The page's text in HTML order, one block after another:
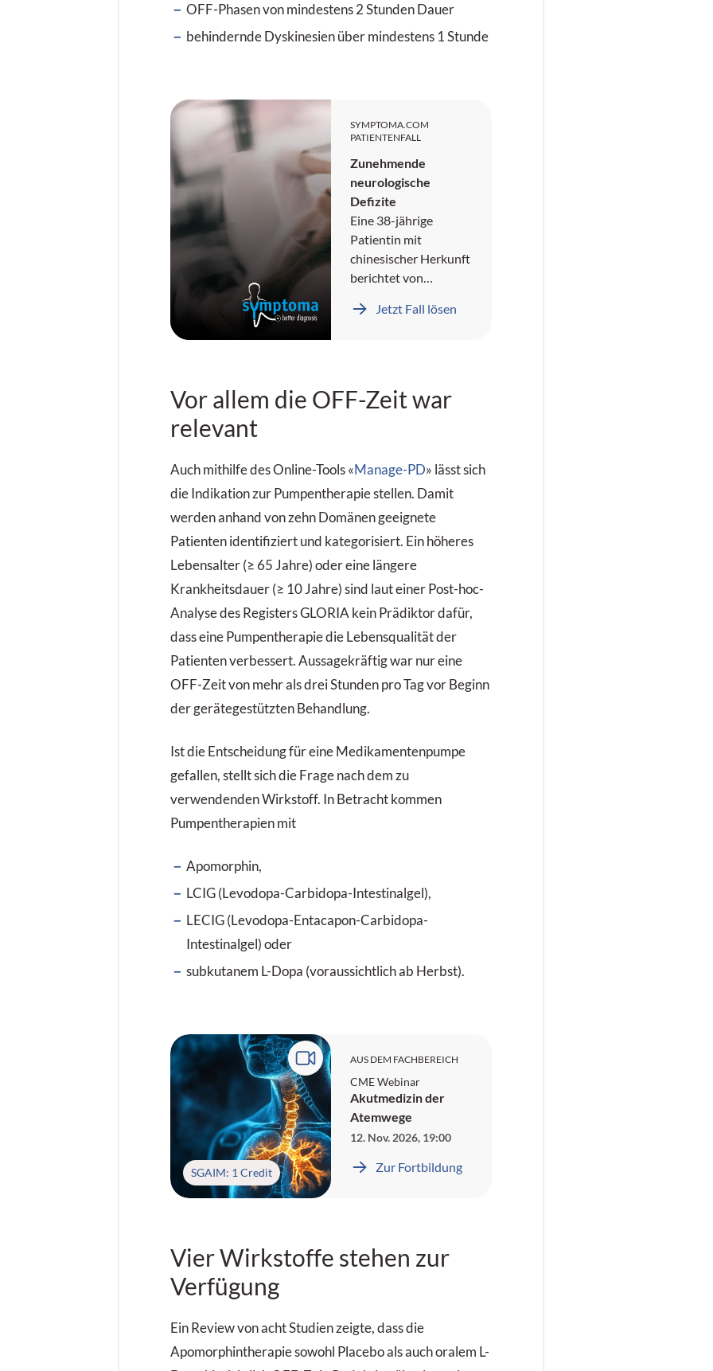
OFF-Phasen von mindestens 2 Stunden Dauer
behindernde Dyskinesien über mindestens 1 Stunde
SYMPTOMA.COM
PATIENTENFALL
Zunehmende
neurologische
Defizite
Eine 38-jährige
Patientin mit
chinesischer Herkunft
berichtet von
Kopfschmerzen, die
Jetzt Fall lösen
Vor allem die OFF-Zeit war
relevant
Auch mithilfe des Online-Tools «Manage-PD» lässt sich
die Indikation zur Pumpentherapie stellen. Damit
werden anhand von zehn Domänen geeignete
Patienten identifiziert und kategorisiert. Ein höheres
Lebensalter (≥ 65 Jahre) oder eine längere
Krankheitsdauer (≥ 10 Jahre) sind laut einer Post-hoc-
Analyse des Registers GLORIA kein Prädiktor dafür,
dass eine Pumpen­therapie die Lebensqualität der
Patienten verbessert. Aussagekräftig war nur eine
OFF-Zeit von mehr als drei Stunden pro Tag vor Beginn
der gerätegestützten Behandlung.
Ist die Entscheidung für eine Medikamentenpumpe
gefallen, stellt sich die Frage nach dem zu
verwendenden Wirkstoff. In Betracht kommen
Pumpentherapien mit
Apomorphin,
LCIG (Levodopa-Carbidopa-Intestinalgel),
LECIG (Levodopa-Entacapon-Carbidopa-
Intestinalgel) oder
subkutanem L-Dopa (voraussichtlich ab Herbst).
SGAIM: 1 Credit
AUS DEM FACHBEREICH
CME Webinar
Akutmedizin der
Atemwege
12. Nov. 2026, 19:00
Zur Fortbildung
Vier Wirkstoffe stehen zur
Verfügung
Ein Review von acht Studien zeigte, dass die
Apomorphintherapie sowohl Placebo als auch oralem L-